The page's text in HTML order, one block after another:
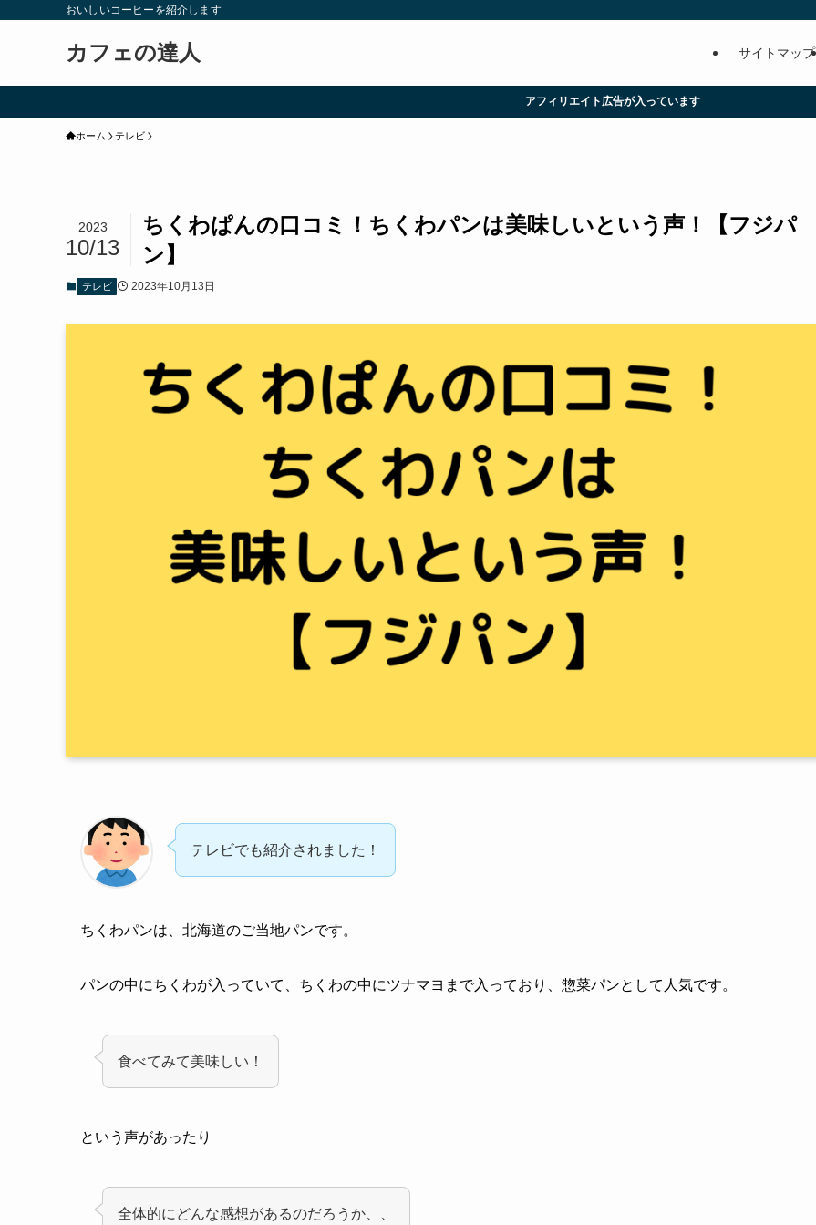
おいしいコーヒーを紹介します
カフェの達人 サイトマップ
アフィリエイト広告が入っています
ホーム テレビ
ちくわぱんの口コミ！ちくわパンは美味しいという声！【フジパ
ン】
2023
10/13
テレビ 2023年10月13日
テレビでも紹介されました！
ちくわパンは、北海道のご当地パンです。
パンの中にちくわが入っていて、ちくわの中にツナマヨまで入っており、惣菜パンとして人気です。
食べてみて美味しい！
という声があったり
全体的にどんな感想があるのだろうか、、